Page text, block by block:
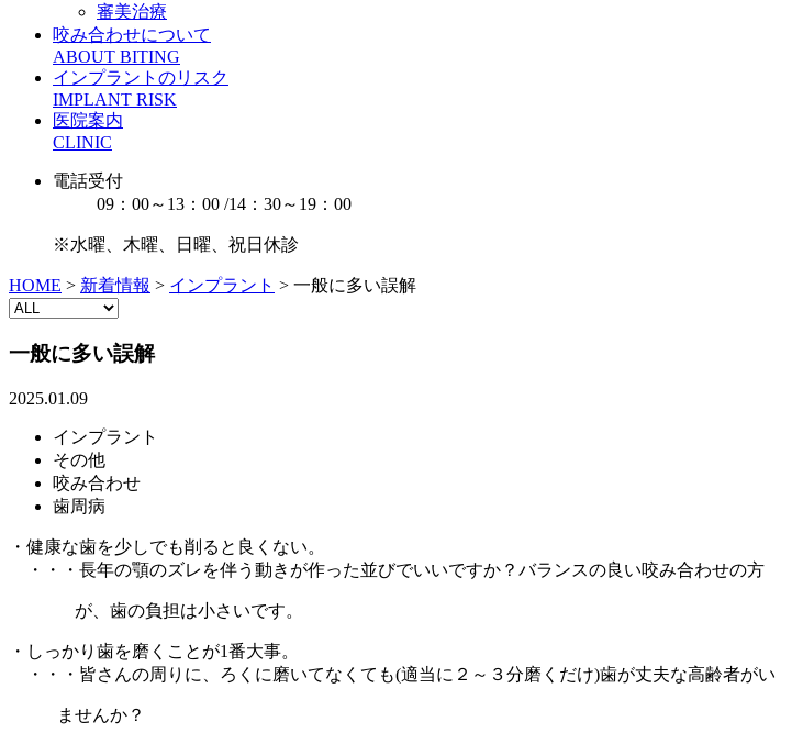
審美治療
咬み合わせについて
ABOUT BITING
インプラントのリスク
IMPLANT RISK
医院案内
CLINIC
電話受付
09：00～13：00 /14：30～19：00
※水曜、木曜、日曜、祝日休診
HOME > 新着情報 > インプラント > 一般に多い誤解
一般に多い誤解
2025.01.09
インプラント
その他
咬み合わせ
歯周病
・健康な歯を少しでも削ると良くない。
・・・長年の顎のズレを伴う動きが作った並びでいいですか？バランスの良い咬み合わせの方
が、歯の負担は小さいです。
・しっかり歯を磨くことが1番大事。
・・・皆さんの周りに、ろくに磨いてなくても(適当に２～３分磨くだけ)歯が丈夫な高齢者がい
ませんか？